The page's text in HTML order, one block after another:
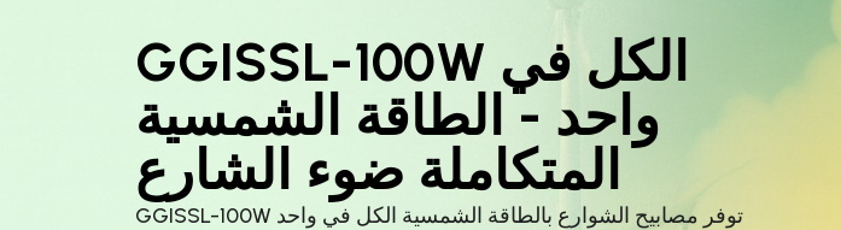
GGISSL-100W الكل في
واحد - الطاقة الشمسية
المتكاملة ضوء الشارع
توفر مصابيح الشوارع بالطاقة الشمسية الكل في واحد GGISSL-100W